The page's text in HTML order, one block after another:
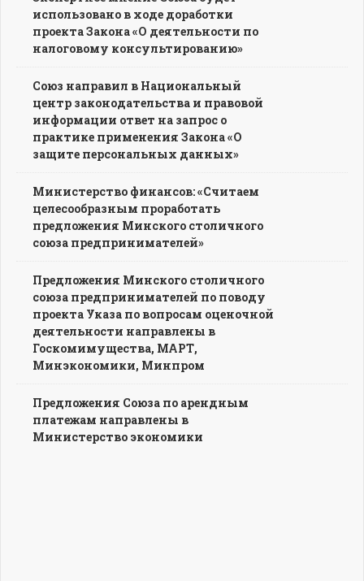
использовано в ходе доработки
проекта Закона «О деятельности по
налоговому консультированию»
Союз направил в Национальный
центр законодательства и правовой
информации ответ на запрос о
практике применения Закона «О
защите персональных данных»
Министерство финансов: «Считаем
целесообразным проработать
предложения Минского столичного
союза предпринимателей»
Предложения Минского столичного
союза предпринимателей по поводу
проекта Указа по вопросам оценочной
деятельности направлены в
Госкомимущества, МАРТ,
Минэкономики, Минпром
Предложения Союза по арендным
платежам направлены в
Министерство экономики